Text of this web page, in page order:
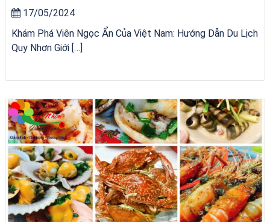
17/05/2024
Khám Phá Viên Ngọc Ẩn Của Việt Nam: Hướng Dẫn Du Lịch
Quy Nhơn Giới […]
tour ghép Hòn Khô